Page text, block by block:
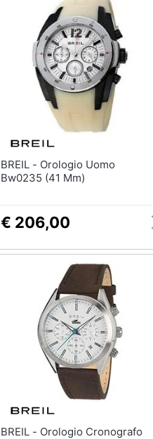
BREIL - Orologio Uomo
Bw0235 (41 Mm)
€ 206,00
BREIL - Orologio Cronografo